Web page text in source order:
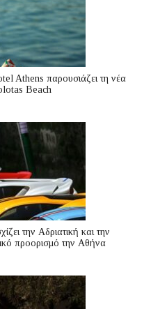
Athens παρουσιάζει τη νέα
Beach
την Αδριατική και την
προορισμό την Αθήνα